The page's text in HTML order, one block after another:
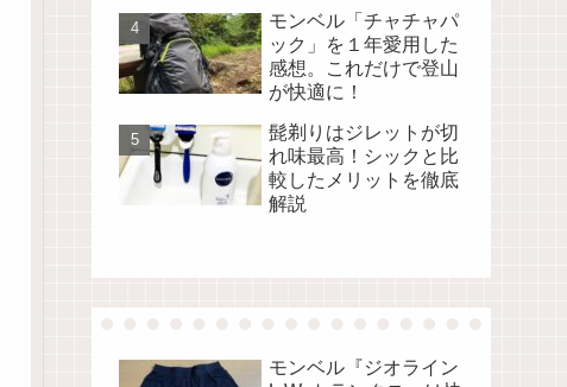
モンベル「チャチャパ
ック」を１年愛用した
感想。これだけで登山
が快適に！
髭剃りはジレットが切
れ味最高！シックと比
較したメリットを徹底
解説
モンベル『ジオライン